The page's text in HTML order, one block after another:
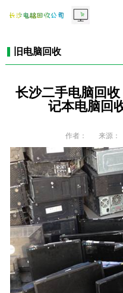
旧电脑回收
长沙二手电脑回
记本电脑回
作者： 来源：